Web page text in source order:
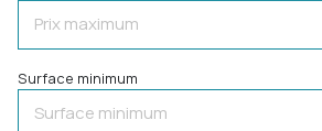
Surface minimum